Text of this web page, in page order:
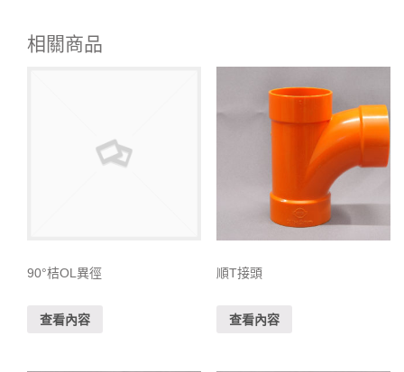
相關商品
90°桔OL異徑
查看內容
順T接頭
查看內容